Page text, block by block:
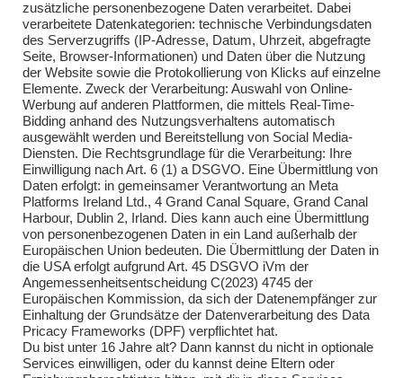
Impressum
Impressum
Kontakt
Kontakt
Brandsicherheitswache
Brandsicherheitswache
zusätzliche personenbezogene Daten verarbeitet. Dabei
verarbeitete Datenkategorien: technische Verbindungsdaten
des Serverzugriffs (IP-Adresse, Datum, Uhrzeit, abgefragte
Seite, Browser-Informationen) und Daten über die Nutzung
der Website sowie die Protokollierung von Klicks auf einzelne
Elemente. Zweck der Verarbeitung: Auswahl von Online-
Werbung auf anderen Plattformen, die mittels Real-Time-
Bidding anhand des Nutzungsverhaltens automatisch
ausgewählt werden und Bereitstellung von Social Media-
Diensten. Die Rechtsgrundlage für die Verarbeitung: Ihre
Einwilligung nach Art. 6 (1) a DSGVO. Eine Übermittlung von
Daten erfolgt: in gemeinsamer Verantwortung an Meta
Platforms Ireland Ltd., 4 Grand Canal Square, Grand Canal
Harbour, Dublin 2, Irland. Dies kann auch eine Übermittlung
von personenbezogenen Daten in ein Land außerhalb der
Europäischen Union bedeuten. Die Übermittlung der Daten in
die USA erfolgt aufgrund Art. 45 DSGVO iVm der
Angemessenheitsentscheidung C(2023) 4745 der
Europäischen Kommission, da sich der Datenempfänger zur
Einhaltung der Grundsätze der Datenverarbeitung des Data
Pricacy Frameworks (DPF) verpflichtet hat.
Du bist unter 16 Jahre alt? Dann kannst du nicht in optionale
Services einwilligen, oder du kannst deine Eltern oder